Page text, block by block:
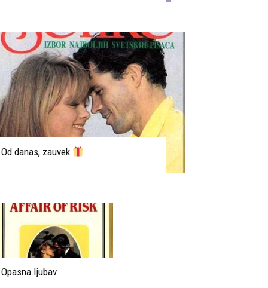
Od danas, zauvek
Opasna ljubav